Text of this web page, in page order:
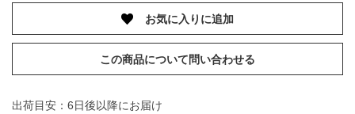
お気に入りに追加
この商品について問い合わせる
出荷目安：6日後以降にお届け